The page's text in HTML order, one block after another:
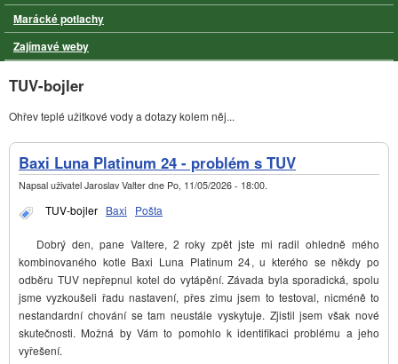
Marácké potlachy
Zajímavé weby
TUV-bojler
Ohřev teplé užitkové vody a dotazy kolem něj...
Baxi Luna Platinum 24 - problém s TUV
Napsal uživatel Jaroslav Valter dne Po, 11/05/2026 - 18:00.
TUV-bojler Baxi Pošta
Dobrý den, pane Valtere, 2 roky zpět jste mi radil ohledně mého
kombinovaného kotle Baxi Luna Platinum 24, u kterého se někdy po
odběru TUV nepřepnul kotel do vytápění. Závada byla sporadická, spolu
jsme vyzkoušeli řadu nastavení, přes zimu jsem to testoval, nicméně to
nestandardní chování se tam neustále vyskytuje. Zjistil jsem však nové
skutečnosti. Možná by Vám to pomohlo k identifikaci problému a jeho
vyřešení.